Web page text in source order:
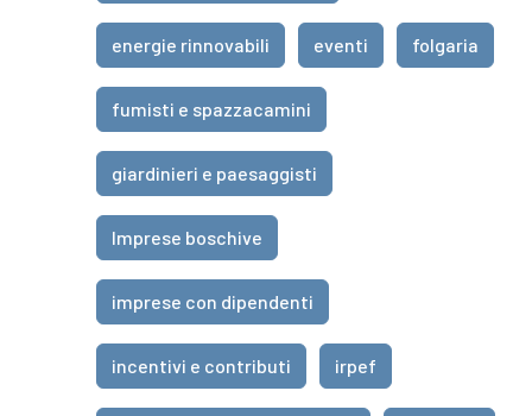
energie rinnovabili eventi folgaria
fumisti e spazzacamini
giardinieri e paesaggisti
Imprese boschive
imprese con dipendenti
incentivi e contributi irpef